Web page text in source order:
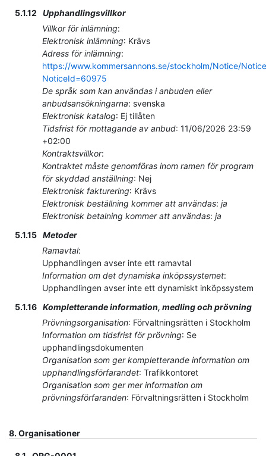
5.1.12
Upphandlingsvillkor
Villkor för inlämning:
Elektronisk inlämning: Krävs
Adress för inlämning:
https://www.kommersannons.se/stockholm/Notice/
NoticeId=60975
De språk som kan användas i anbuden eller
anbudsansökningarna: svenska
Elektronisk katalog: Ej tillåten
Tidsfrist för mottagande av anbud: 11/06/2026 23:59
+02:00
Kontraktsvillkor:
Kontraktet måste genomföras inom ramen för program
för skyddad anställning: Nej
Elektronisk fakturering: Krävs
Elektronisk beställning kommer att användas: ja
Elektronisk betalning kommer att användas: ja
5.1.15 Metoder
Ramavtal:
Upphandlingen avser inte ett ramavtal
Information om det dynamiska inköpssystemet:
Upphandlingen avser inte ett dynamiskt inköpssystem
5.1.16 Kompletterande information, medling och prövning
Prövningsorganisation: Förvaltningsrätten i Stockholm
Information om tidsfrist för prövning: Se
upphandlingsdokumenten
Organisation som ger kompletterande information om
upphandlingsförfarandet: Trafikkontoret
Organisation som ger mer information om
prövningsförfaranden: Förvaltningsrätten i Stockholm
8. Organisationer